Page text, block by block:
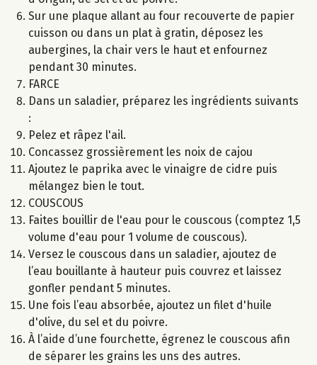
Sur une plaque allant au four recouverte de papier
cuisson ou dans un plat à gratin, déposez les
aubergines, la chair vers le haut et enfournez
pendant 30 minutes.
FARCE
Dans un saladier, préparez les ingrédients suivants
:
Pelez et râpez l'ail.
Concassez grossièrement les noix de cajou
Ajoutez le paprika avec le vinaigre de cidre puis
mélangez bien le tout.
COUSCOUS
Faites bouillir de l'eau pour le couscous (comptez 1,5
volume d'eau pour 1 volume de couscous).
Versez le couscous dans un saladier, ajoutez de
l’eau bouillante à hauteur puis couvrez et laissez
gonfler pendant 5 minutes.
Une fois l’eau absorbée, ajoutez un filet d'huile
d'olive, du sel et du poivre.
À l’aide d’une fourchette, égrenez le couscous afin
de séparer les grains les uns des autres.